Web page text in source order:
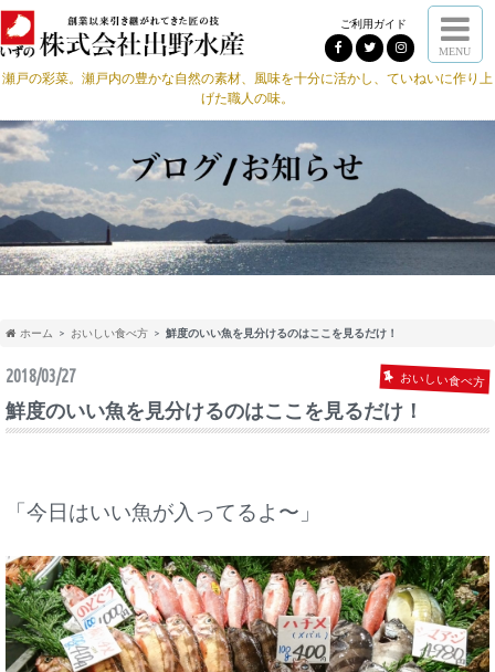
ご利用ガイド
MENU
瀬戸の彩菜。瀬戸内の豊かな自然の素材、風味を十分に活かし、ていねいに作り上
げた職人の味。
ホーム おいしい食べ方 鮮度のいい魚を見分けるのはここを見るだけ！
2018/03/27 おいしい食べ方
鮮度のいい魚を見分けるのはここを見るだけ！
「今日はいい魚が入ってるよ〜」